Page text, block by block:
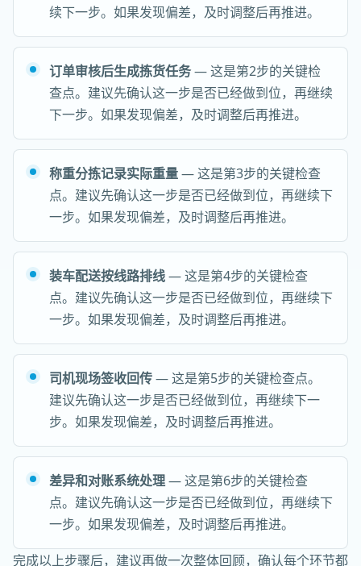
续下一步。如果发现偏差，及时调整后再推进。
订单审核后生成拣货任务— 这是第2步的关键检
查点。建议先确认这一步是否已经做到位，再继续
下一步。如果发现偏差，及时调整后再推进。
称重分拣记录实际重量— 这是第3步的关键检查
点。建议先确认这一步是否已经做到位，再继续下
一步。如果发现偏差，及时调整后再推进。
装车配送按线路排线— 这是第4步的关键检查
点。建议先确认这一步是否已经做到位，再继续下
一步。如果发现偏差，及时调整后再推进。
司机现场签收回传— 这是第5步的关键检查点。
建议先确认这一步是否已经做到位，再继续下一
步。如果发现偏差，及时调整后再推进。
差异和对账系统处理— 这是第6步的关键检查
点。建议先确认这一步是否已经做到位，再继续下
一步。如果发现偏差，及时调整后再推进。
完成以上步骤后，建议再做一次整体回顾，确认每个环节都